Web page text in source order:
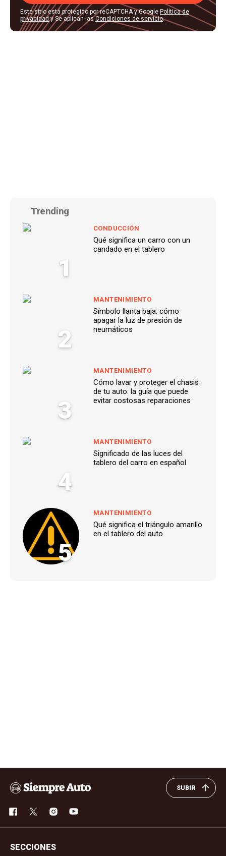
Este sitio está protegido por reCAPTCHA y Google Política de
privacidady Se aplican lasCondiciones de servicio.
Trending
1
CONDUCCIÓN
Qué significa un carro con un
candado en el tablero
2
MANTENIMIENTO
Símbolo llanta baja: cómo
apagar la luz de presión de
neumáticos
3
MANTENIMIENTO
Cómo lavar y proteger el chasis
de tu auto: la guía que puede
evitar costosas reparaciones
4
MANTENIMIENTO
Significado de las luces del
tablero del carro en español
5
MANTENIMIENTO
Qué significa el triángulo amarillo
en el tablero del auto
SUBIR
SECCIONES